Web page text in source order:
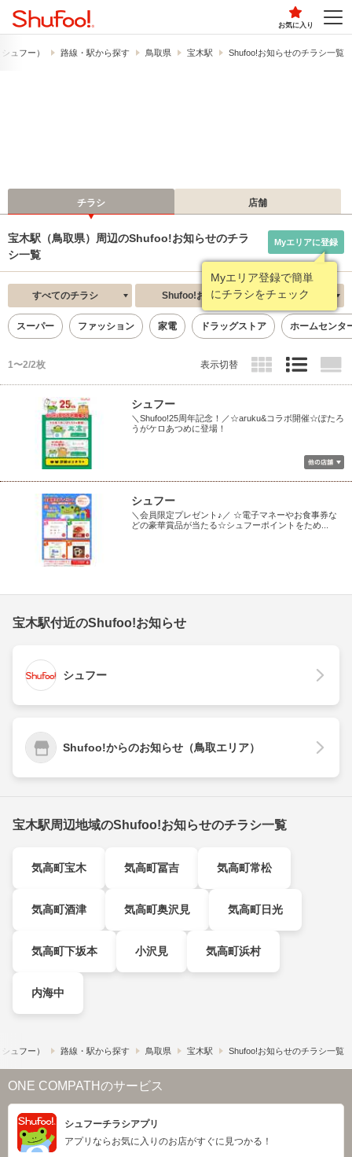
お気に入り
ュフー） 路線・駅から探す 鳥取県 宝木駅 Shufoo!お知らせのチラシ一覧
チラシ 店舗
宝木駅（鳥取県）周辺のShufoo!お知らせのチラ
シ一覧
Myエリア登録で簡単
にチラシをチェック
Myエリアに登録
すべてのチラシ Shufoo!お知らせ 新着順
スーパー ファッション 家電 ドラッグストア ホームセンタ
1〜2/2枚 表示切替
シュフー
＼Shufoo!25周年記念！／☆aruku&コラボ開催☆ぽたろ
うがケロあつめに登場！
シュフー
＼会員限定プレゼント♪／ ☆電子マネーやお食事券な
どの豪華賞品が当たる☆シュフーポイントをため...
宝木駅付近のShufoo!お知らせ
シュフー
Shufoo!からのお知らせ（鳥取エリア）
宝木駅周辺地域のShufoo!お知らせのチラシ一覧
気高町宝木 気高町冨吉 気高町常松
気高町酒津 気高町奥沢見 気高町日光
気高町下坂本 小沢見 気高町浜村
内海中
ュフー） 路線・駅から探す 鳥取県 宝木駅 Shufoo!お知らせのチラシ一覧
ONE COMPATHのサービス
シュフーチラシアプリ
アプリならお気に入りのお店がすぐに見つかる！